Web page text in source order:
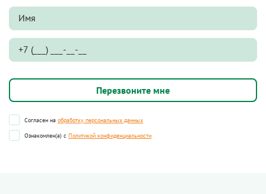
Согласен на обработку персональных данных
Ознакомлен(а) с Политикой конфиденциальности